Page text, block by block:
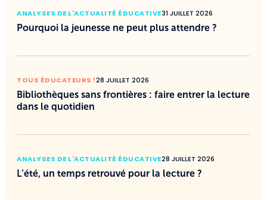
ANALYSES DE L'ACTUALITÉ ÉDUCATIVE31 JUILLET 2026
Pourquoi la jeunesse ne peut plus attendre ?
TOUS ÉDUCATEURS !28 JUILLET 2026
Bibliothèques sans frontières : faire entrer la lecture
dans le quotidien
ANALYSES DE L'ACTUALITÉ ÉDUCATIVE28 JUILLET 2026
L’été, un temps retrouvé pour la lecture ?